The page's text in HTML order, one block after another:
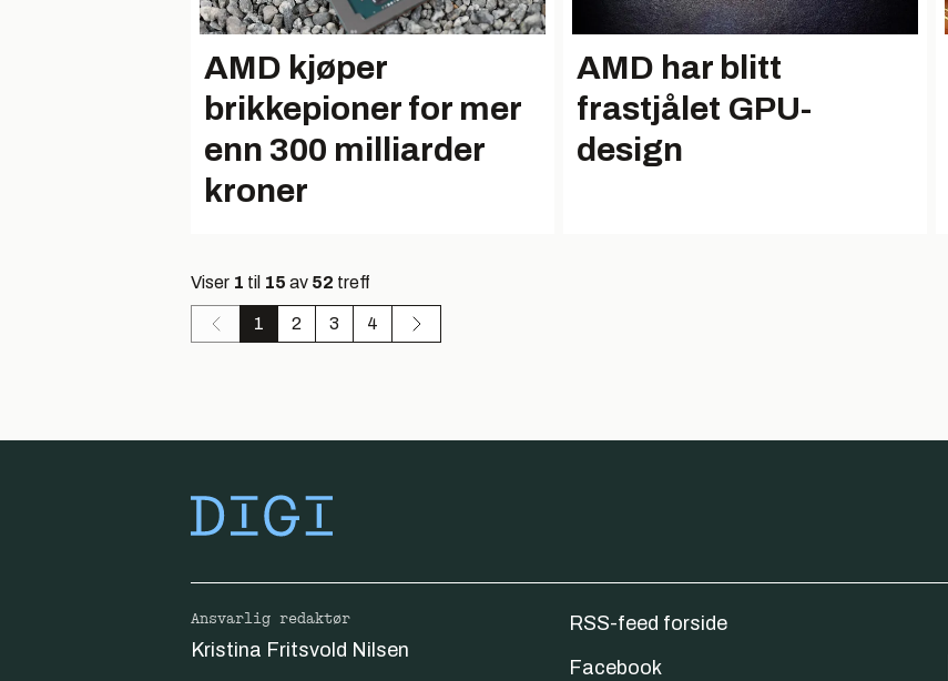
AMD kjøper
brikkepioner for mer
enn 300 milliarder
kroner
AMD har blitt
frastjålet GPU-
design
Viser 1 til 15 av 52 treff
1 2 3 4
Ansvarlig redaktør
Kristina Fritsvold Nilsen
RSS-feed forside
Facebook